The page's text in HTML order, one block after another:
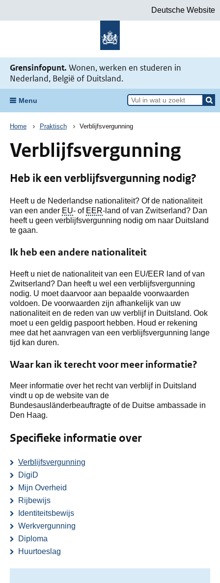
Deutsche Website
Grensinfopunt. Wonen, werken en studeren in
Nederland, België of Duitsland.
Menu
Kruimelpad
Home Praktisch Verblijfsvergunning
Verblijfsvergunning
Heb ik een verblijfsvergunning nodig?
Heeft u de Nederlandse nationaliteit? Of de nationaliteit
van een ander EU- of EER-land of van Zwitserland? Dan
heeft u geen verblijfsvergunning nodig om naar Duitsland
te gaan.
Ik heb een andere nationaliteit
Heeft u niet de nationaliteit van een EU/EER land of van
Zwitserland? Dan heeft u wel een verblijfsvergunning
nodig. U moet daarvoor aan bepaalde voorwaarden
voldoen. De voorwaarden zijn afhankelijk van uw
nationaliteit en de reden van uw verblijf in Duitsland. Ook
moet u een geldig paspoort hebben. Houd er rekening
mee dat het aanvragen van een verblijfsvergunning lange
tijd kan duren.
Waar kan ik terecht voor meer informatie?
Meer informatie over het recht van verblijf in Duitsland
vindt u op de website van de
Bundesausländerbeauftragte of de Duitse ambassade in
Den Haag.
Specifieke informatie over
Verblijfsvergunning
DigiD
Mijn Overheid
Rijbewijs
Identiteitsbewijs
Werkvergunning
Diploma
Huurtoeslag